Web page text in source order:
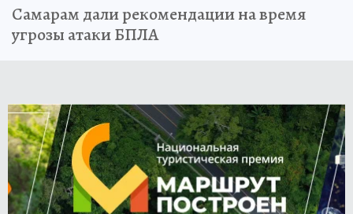
Самарам дали рекомендации на время
угрозы атаки БПЛА